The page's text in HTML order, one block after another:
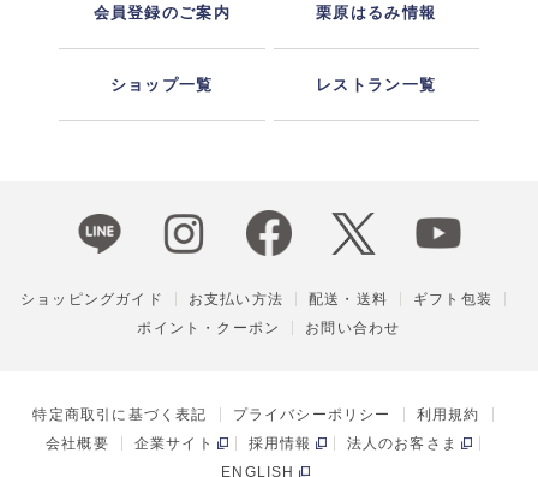
会員登録のご案内 栗原はるみ情報
ショップ一覧 レストラン一覧
ショッピングガイド お支払い方法 配送・送料
ギフト包装
ポイント・クーポン
お問い合わせ
特定商取引に基づく表記 プライバシーポリシー
利用規約
会社概要
企業サイト 採用情報
法人のお客さま
ENGLISH